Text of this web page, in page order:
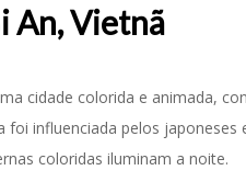
An, Vietnã
cidade colorida e animada,
foi influenciada pelos japoneses
coloridas iluminam a noite.